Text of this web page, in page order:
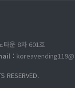
타운 8차 601호
:
RESERVED.